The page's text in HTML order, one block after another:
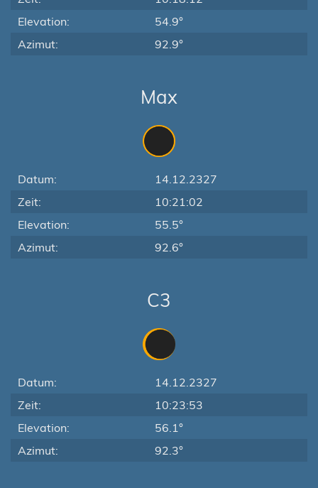
Elevation:
54.9°
Azimut:
92.9°
Max
Datum:
14.12.2327
Zeit:
10:21:02
Elevation:
55.5°
Azimut:
92.6°
C3
Datum:
14.12.2327
Zeit:
10:23:53
Elevation:
56.1°
Azimut:
92.3°